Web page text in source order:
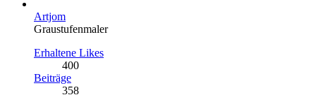
Artjom
Graustufenmaler
Erhaltene Likes
400
Beiträge
358